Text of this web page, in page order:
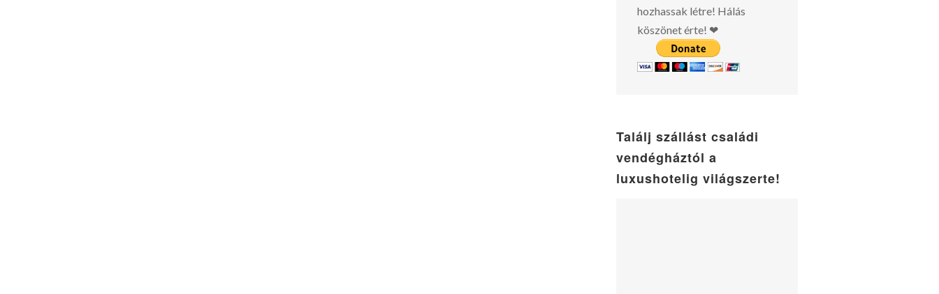
hozhassak létre! Hálás
köszönet érte! ❤
Találj szállást családi
vendégháztól a
luxushotelig világszerte!